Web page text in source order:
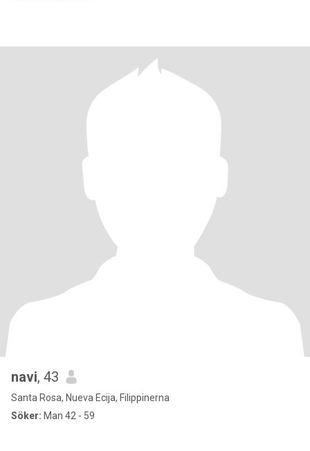
navi, 43
Santa Rosa, Nueva Ecija, Filippinerna
Söker: Man 42 - 59